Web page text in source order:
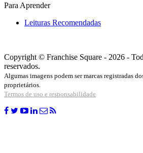
Para Aprender
Leituras Recomendadas
Copyright © Franchise Square - 2026 -
reservados.
Algumas imagens podem ser marcas registradas
proprietários.
Termos de uso e responsabilidade